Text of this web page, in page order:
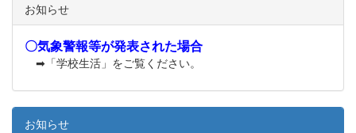
お知らせ
〇気象警報等が発表された場合
➡「学校生活」をご覧ください。
お知らせ